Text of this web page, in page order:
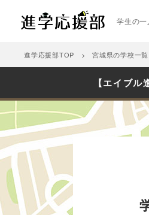
学生の一
進学応援部TOP 宮城県の学校一覧
【エイブ